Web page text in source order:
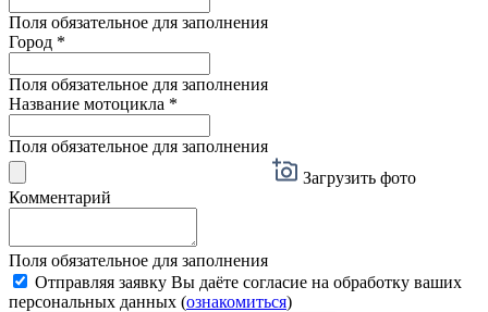
Поля обязательное для заполнения
Город *
Поля обязательное для заполнения
Название мотоцикла *
Поля обязательное для заполнения
Загрузить фото
Комментарий
Поля обязательное для заполнения
Отправляя заявку Вы даёте согласие на обработку ваших
персональных данных (ознакомиться)